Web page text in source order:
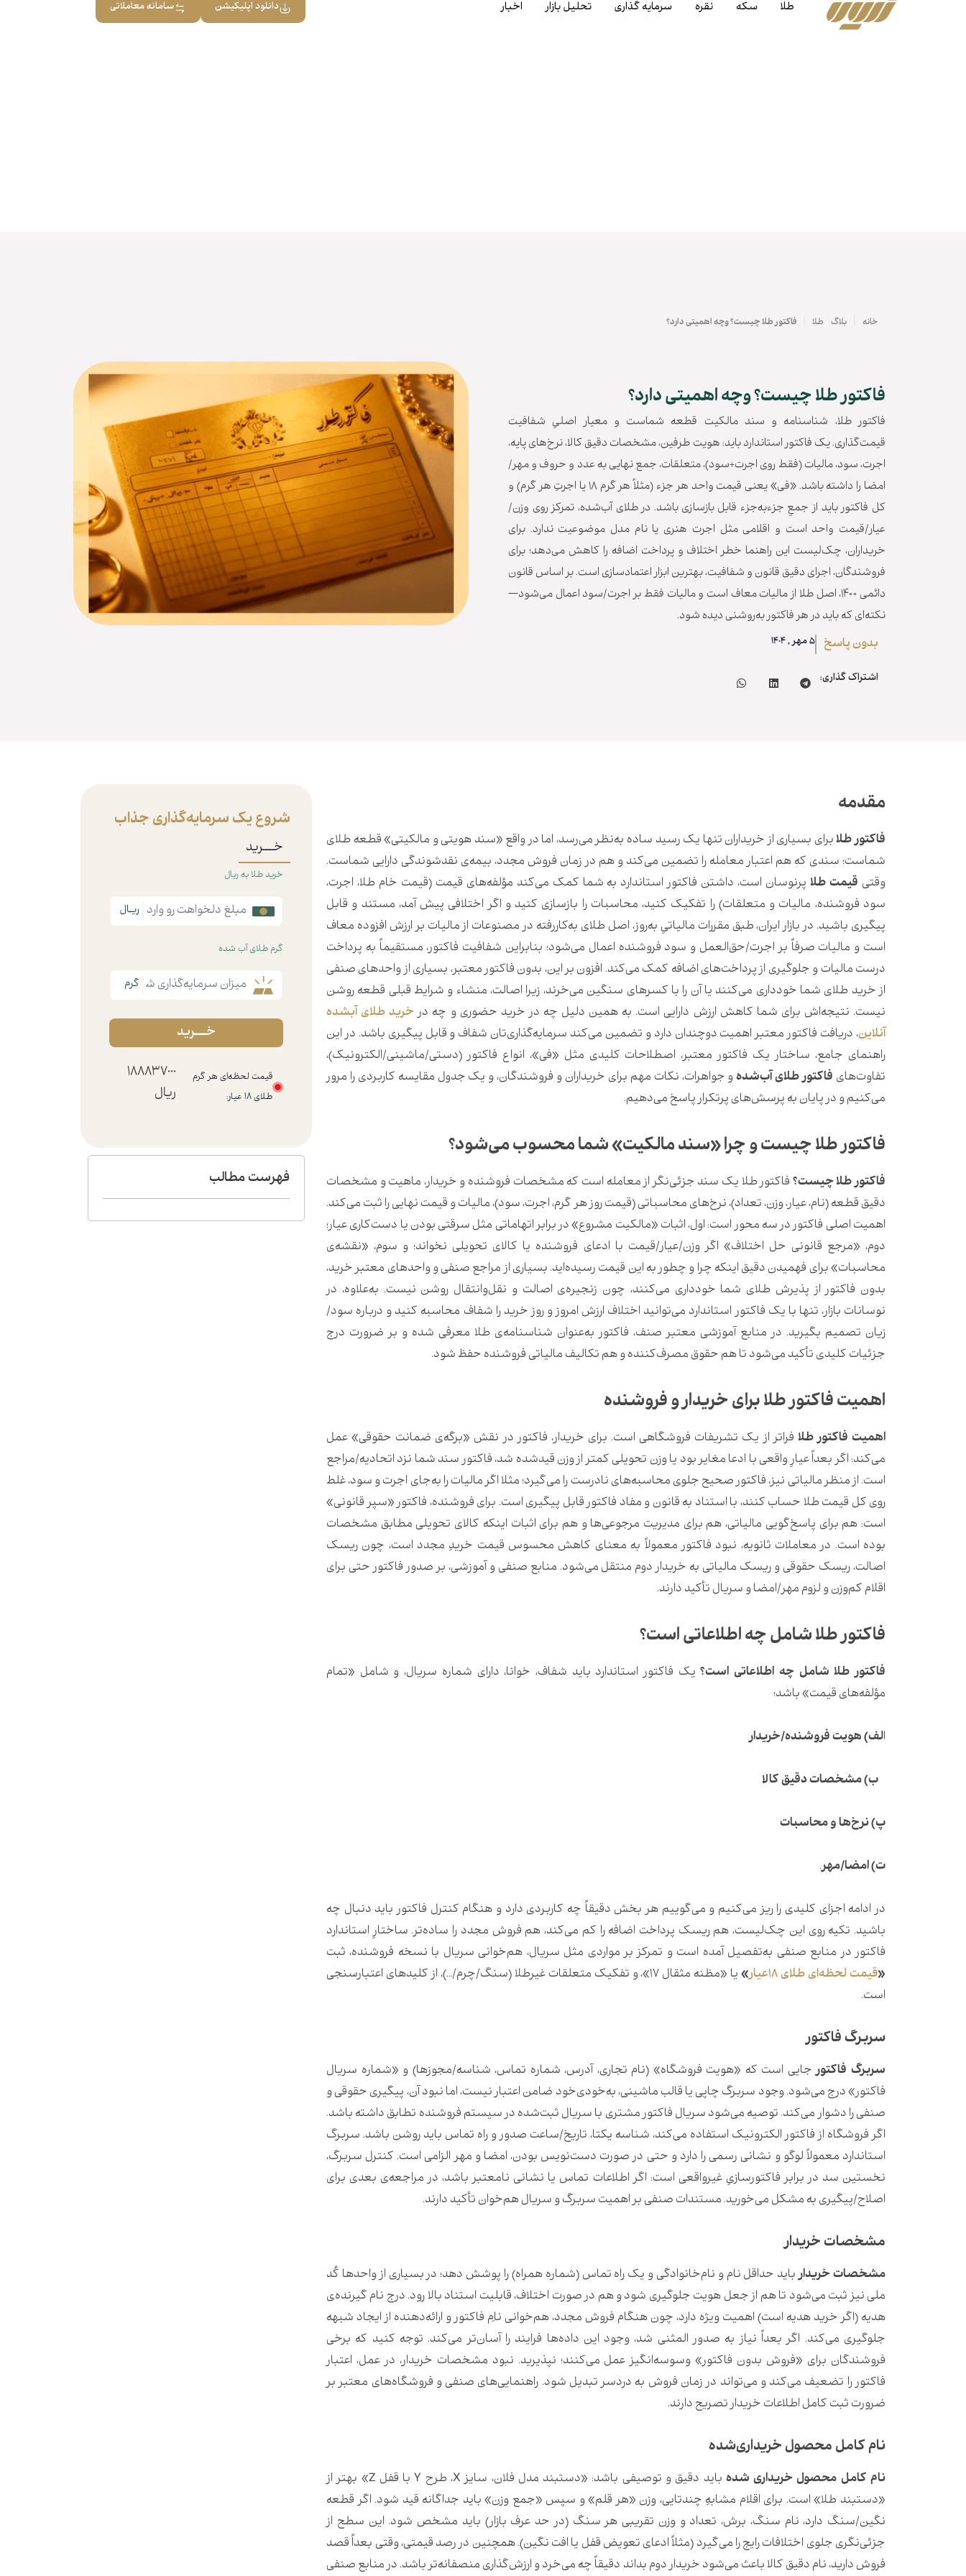
طلا سکه نقره سرمایه گذاری تحلیل بازار اخبار دانلود اپلیکیشن سامانه معاملاتی
خانه بلاگ طلا فاکتور طلا چیست؟ وچه اهمیتی دارد؟
فاکتور طلا چیست؟ وچه اهمیتی دارد؟
فاکتور طلا، شناسنامه و سند مالکیت قطعه شماست و معیار اصلیِ شفافیت
قیمت‌گذاری. یک فاکتور استاندارد باید: هویت طرفین، مشخصات دقیق کالا، نرخ‌های پایه،
اجرت، سود، مالیات (فقط روی اجرت+سود)، متعلقات، جمع نهایی به عدد و حروف و مهر/
امضا را داشته باشد. «فی» یعنی قیمت واحد هر جزء (مثلاً هر گرم ۱۸ یا اجرتِ هر گرم) و
کل فاکتور باید از جمعِ جزءبه‌جزء قابل بازسازی باشد. در طلای آب‌شده، تمرکز روی وزن/
عیار/قیمت واحد است و اقلامی مثل اجرت هنری یا نام مدل موضوعیت ندارد. برای
خریداران، چک‌لیست این راهنما خطر اختلاف و پرداخت اضافه را کاهش می‌دهد؛ برای
فروشندگان، اجرای دقیق قانون و شفافیت، بهترین ابزار اعتمادسازی است. بر اساس قانون
دائمی ۱۴۰۰، اصل طلا از مالیات معاف است و مالیات فقط بر اجرت/سود اعمال می‌شود—
نکته‌ای که باید در هر فاکتور به‌روشنی دیده شود.
بدون پاسخ 5 مهر , 1404
اشتراک گذاری:
مقدمه
فاکتور طلابرای بسیاری از خریداران تنها یک رسید ساده به‌نظر می‌رسد، اما در واقع «سند هویتی و مالکیتی» قطعه طلای
شماست؛ سندی که هم اعتبار معامله را تضمین می‌کند و هم در زمان فروش مجدد، بیمه‌ی نقدشوندگی دارایی شماست.
وقتی قیمت طلاپرنوسان است، داشتن فاکتور استاندارد به شما کمک می‌کند مؤلفه‌های قیمت (قیمت خام طلا، اجرت،
سود فروشنده، مالیات و متعلقات) را تفکیک کنید، محاسبات را بازسازی کنید و اگر اختلافی پیش آمد، مستند و قابل
پیگیری باشید. در بازار ایران، طبق مقررات مالیاتیِ به‌روز، اصل طلای به‌کاررفته در مصنوعات از مالیات بر ارزش افزوده معاف
است و مالیات صرفاً بر اجرت/حق‌العمل و سود فروشنده اعمال می‌شود؛ بنابراین شفافیت فاکتور، مستقیماً به پرداخت
درست مالیات و جلوگیری از پرداخت‌های اضافه کمک می‌کند. افزون بر این، بدون فاکتور معتبر، بسیاری از واحدهای صنفی
از خرید طلای شما خودداری می‌کنند یا آن را با کسرهای سنگین می‌خرند، زیرا اصالت، منشاء و شرایط قبلی قطعه روشن
نیست. نتیجه‌اش برای شما کاهش ارزش دارایی است. به همین دلیل چه در خرید حضوری و چه در خرید طلای آبشده
آنلاین، دریافت فاکتور معتبر اهمیت دوچندان دارد و تضمین می‌کند سرمایه‌گذاری‌تان شفاف و قابل پیگیری باشد. در این
راهنمای جامع، ساختار یک فاکتور معتبر، اصطلاحات کلیدی مثل «فی»، انواع فاکتور (دستی/ماشینی/الکترونیک)،
تفاوت‌های فاکتور طلای آب‌شدهو جواهرات، نکات مهم برای خریداران و فروشندگان، و یک جدول مقایسه کاربردی را مرور
می‌کنیم و در پایان به پرسش‌های پرتکرار پاسخ می‌دهیم.
فاکتور طلا چیست و چرا «سند مالکیت» شما محسوب می‌شود؟
فاکتور طلا چیست؟ فاکتور طلا یک سند جزئی‌نگر از معامله است که مشخصات فروشنده و خریدار، ماهیت و مشخصات
دقیق قطعه (نام، عیار، وزن، تعداد)، نرخ‌های محاسباتی (قیمت روز هر گرم، اجرت، سود)، مالیات و قیمت نهایی را ثبت می‌کند.
اهمیت اصلی فاکتور در سه محور است: اول، اثبات «مالکیت مشروع» در برابر اتهاماتی مثل سرقتی بودن یا دست‌کاری عیار؛
دوم، «مرجع قانونی حل اختلاف» اگر وزن/عیار/قیمت با ادعای فروشنده یا کالای تحویلی نخواند؛ و سوم، «نقشه‌ی
محاسبات» برای فهمیدن دقیق اینکه چرا و چطور به این قیمت رسیده‌اید. بسیاری از مراجع صنفی و واحدهای معتبر خرید،
بدون فاکتور از پذیرش طلای شما خودداری می‌کنند، چون زنجیره‌ی اصالت و نقل‌وانتقال روشن نیست. به‌علاوه، در
نوسانات بازار، تنها با یک فاکتور استاندارد می‌توانید اختلاف ارزش امروز و روز خرید را شفاف محاسبه کنید و درباره سود/
زیان تصمیم بگیرید. در منابع آموزشی معتبر صنف، فاکتور به‌عنوان شناسنامه‌ی طلا معرفی شده و بر ضرورت درج
جزئیات کلیدی تأکید می‌شود تا هم حقوق مصرف‌کننده و هم تکالیف مالیاتی فروشنده حفظ شود.
اهمیت فاکتور طلا برای خریدار و فروشنده
اهمیت فاکتور طلا فراتر از یک تشریفات فروشگاهی است. برای خریدار، فاکتور در نقش «برگه‌ی ضمانت حقوقی» عمل
می‌کند: اگر بعداً عیارِ واقعی با ادعا مغایر بود یا وزن تحویلی کمتر از وزن قیدشده شد، فاکتور سند شما نزد اتحادیه/مراجع
است. از منظر مالیاتی نیز، فاکتور صحیح جلوی محاسبه‌های نادرست را می‌گیرد؛ مثلا اگر مالیات را به‌جای اجرت و سود، غلط
روی کل قیمت طلا حساب کنند، با استناد به قانون و مفاد فاکتور قابل پیگیری است. برای فروشنده، فاکتور «سپر قانونی»
است: هم برای پاسخ‌گویی مالیاتی، هم برای مدیریت مرجوعی‌ها و هم برای اثبات اینکه کالای تحویلی مطابق مشخصات
بوده است. در معاملات ثانویه، نبود فاکتور معمولاً به معنای کاهش محسوس قیمت خریدِ مجدد است، چون ریسک
اصالت، ریسک حقوقی و ریسک مالیاتی به خریدار دوم منتقل می‌شود. منابع صنفی و آموزشی، بر صدور فاکتور حتی برای
اقلام کم‌وزن و لزوم مهر/امضا و سریال تأکید دارند.
فاکتور طلا شامل چه اطلاعاتی است؟
فاکتور طلا شامل چه اطلاعاتی است؟یک فاکتور استاندارد باید شفاف، خوانا، دارای شماره سریال، و شامل «تمام
مؤلفه‌های قیمت» باشد؛
الف) هویت فروشنده/خریدار
ب) مشخصات دقیق کالا
پ) نرخ‌ها و محاسبات
ت) امضا/مهر.
در ادامه اجزای کلیدی را ریز می‌کنیم و می‌گوییم هر بخش دقیقاً چه کاربردی دارد و هنگام کنترل فاکتور باید دنبال چه
باشید. تکیه روی این چک‌لیست، هم ریسک پرداخت اضافه را کم می‌کند، هم فروش مجدد را ساده‌تر. ساختارِ استاندارد
فاکتور در منابع صنفی به‌تفصیل آمده است و تمرکز بر مواردی مثل سریال، هم‌خوانی سریال با نسخه فروشنده، ثبت
«قیمت لحظه‌ای طلای ۱۸عیار »
یا «مظنه مثقال ۱۷»، و تفکیک متعلقات غیرطلا (سنگ/چرم/…)، از کلیدهای اعتبارسنجی
است.
سربرگ فاکتور
سربرگ فاکتورجایی است که «هویت فروشگاه» (نام تجاری، آدرس، شماره تماس، شناسه/مجوزها) و «شماره سریال
فاکتور» درج می‌شود. وجود سربرگ چاپی یا قالب ماشینی، به‌خودی‌خود ضامن اعتبار نیست، اما نبود آن، پیگیری حقوقی و
صنفی را دشوار می‌کند. توصیه می‌شود سریال فاکتور مشتری با سریال ثبت‌شده در سیستم فروشنده تطابق داشته باشد.
اگر فروشگاه از فاکتور الکترونیک استفاده می‌کند، شناسه یکتا، تاریخ/ساعت صدور و راه تماس باید روشن باشد. سربرگ
استاندارد معمولاً لوگو و نشانی رسمی را دارد و حتی در صورت دست‌نویس بودن، امضا و مهر الزامی است. کنترل سربرگ،
نخستین سد در برابر فاکتور‌سازیِ غیرواقعی است: اگر اطلاعات تماس یا نشانی نامعتبر باشد، در مراجعه‌ی بعدی برای
اصلاح/پیگیری به مشکل می‌خورید. مستندات صنفی بر اهمیت سربرگ و سریال هم‌خوان تأکید دارند.
مشخصات خریدار
مشخصات خریدارباید حداقل نام و نام‌خانوادگی و یک راه تماس (شماره همراه) را پوشش دهد؛ در بسیاری از واحدها کُد
ملی نیز ثبت می‌شود تا هم از جعل هویت جلوگیری شود و هم در صورت اختلاف، قابلیت استناد بالا رود. درج نام گیرنده‌ی
هدیه (اگر خرید هدیه است) اهمیت ویژه دارد، چون هنگام فروش مجدد، هم‌خوانی نامِ فاکتور و ارائه‌دهنده از ایجاد شبهه
جلوگیری می‌کند. اگر بعداً نیاز به صدور المثنی شد، وجود این داده‌ها فرایند را آسان‌تر می‌کند. توجه کنید که برخی
فروشندگان برای «فروش بدون فاکتور» وسوسه‌انگیز عمل می‌کنند؛ نپذیرید. نبود مشخصات خریدار، در عمل، اعتبار
فاکتور را تضعیف می‌کند و می‌تواند در زمان فروش به دردسر تبدیل شود. راهنمایی‌های صنفی و فروشگاه‌های معتبر بر
ضرورت ثبت کامل اطلاعات خریدار تصریح دارند.
نام کامل محصول خریداری‌شده
نام کامل محصول خریداری شده
باید دقیق و توصیفی باشد: «دستبند مدل فلان، سایز X، طرح Y با قفل Z» بهتر از
«دستبند طلا» است. برای اقلام مشابهِ چندتایی، وزن «هر قلم» و سپس «جمع وزن» باید جداگانه قید شود. اگر قطعه
نگین/سنگ دارد، نام سنگ، برش، تعداد و وزن تقریبی هر سنگ (در حد عرف بازار) باید مشخص شود. این سطح از
جزئی‌نگری جلوی اختلافات رایج را می‌گیرد (مثلاً ادعای تعویض قفل یا افت نگین). همچنین در رصد قیمتی، وقتی بعداً قصد
فروش دارید، نام دقیق کالا باعث می‌شود خریدار دوم بداند دقیقاً چه می‌خرد و ارزش‌گذاری منصفانه‌تر باشد. در منابع صنفی
شروع یک سرمایه‌گذاری جذاب
خـــرید
خرید طلا به ریال
گرم طلای آب شده
خـــرید
قیمت لحظه‌ای هر گرم
طلای ۱۸ عیار:
188837000
ریال
فهرست مطالب​